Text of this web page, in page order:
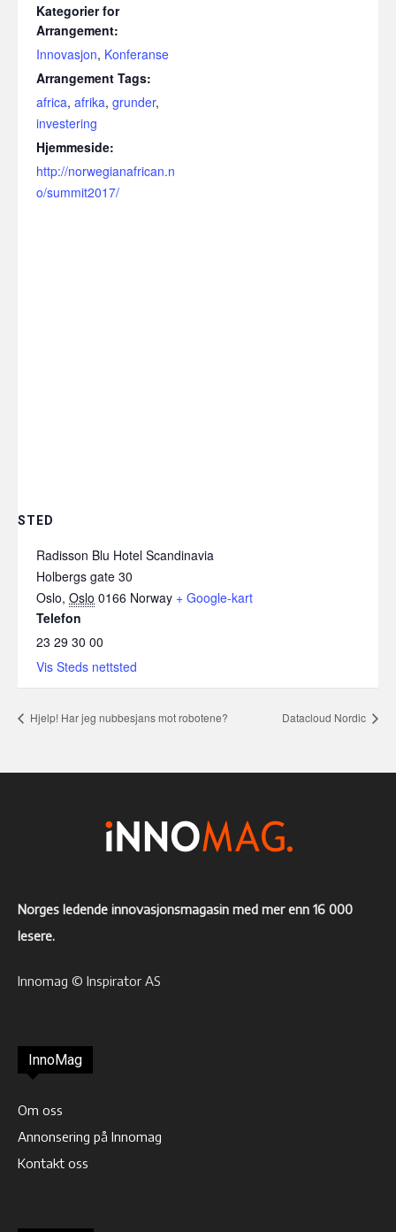
Kategorier for
Arrangement:
Innovasjon, Konferanse
Arrangement Tags:
africa, afrika, grunder,
investering
Hjemmeside:
http://norwegianafrican.n
o/summit2017/
STED
Radisson Blu Hotel Scandinavia
Holbergs gate 30
Oslo, Oslo 0166 Norway + Google-kart
Telefon
23 29 30 00
Vis Steds nettsted
Hjelp! Har jeg nubbesjans mot robotene? Datacloud Nordic
Norges ledende innovasjonsmagasin med mer enn 16 000
lesere.
Innomag © Inspirator AS
InnoMag
Om oss
Annonsering på Innomag
Kontakt oss